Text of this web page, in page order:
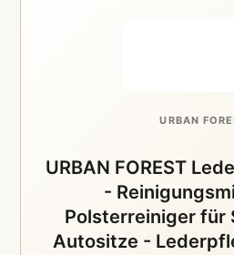
URBAN
URBAN FOREST
-
Polsterreiniger für
Autositze -